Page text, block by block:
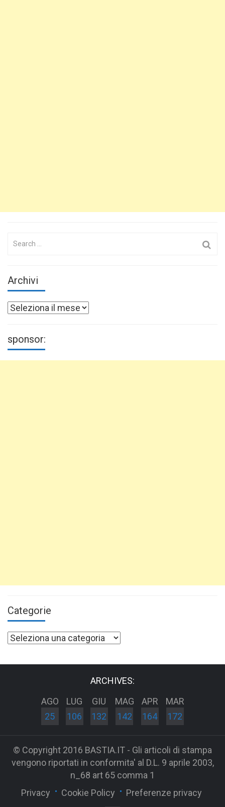
Search
Archivi
Archivi
sponsor:
Categorie
Categorie
ARCHIVES:
AGO
25
LUG
106
GIU
132
MAG
142
APR
164
MAR
172
© Copyright 2016 BASTIA.IT - Gli articoli di stampa
vengono riportati in conformita' al D.L. 9 aprile 2003,
n_68 art 65 comma 1
Privacy
Cookie Policy Preferenze privacy